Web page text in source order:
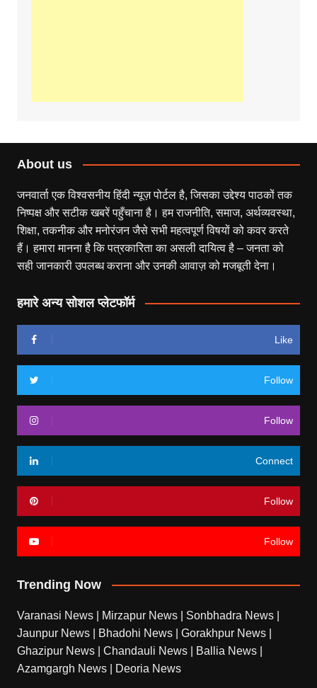
About us
जनवार्ता एक विश्वसनीय हिंदी न्यूज़ पोर्टल है, जिसका उद्देश्य पाठकों तक
निष्पक्ष और सटीक खबरें पहुँचाना है। हम राजनीति, समाज, अर्थव्यवस्था,
शिक्षा, तकनीक और मनोरंजन जैसे सभी महत्वपूर्ण विषयों को कवर करते
हैं। हमारा मानना है कि पत्रकारिता का असली दायित्व है – जनता को
सही जानकारी उपलब्ध कराना और उनकी आवाज़ को मजबूती देना।
हमारे अन्य सोशल प्लेटफॉर्म
Like
Follow
Follow
Connect
Follow
Follow
Trending Now
Varanasi News Mirzapur News Sonbhadra News
Jaunpur News
Bhadohi News Gorakhpur News
Ghazipur News
Chandauli News Ballia News
Azamgargh News
Deoria News